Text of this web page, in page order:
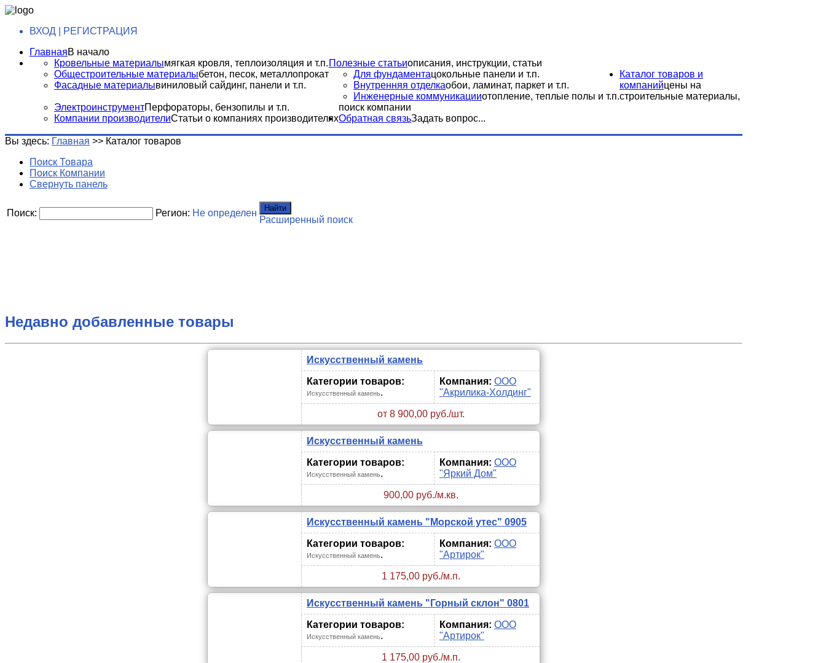
ВХОД | РЕГИСТРАЦИЯ
ГлавнаяВ начало
Полезные статьиописания, инструкции, статьи
Кровельные материалымягкая кровля, теплоизоляция и т.п.
Общестроительные материалыбетон, песок, металлопрокат
Фасадные материалывиниловый сайдинг, панели и т.п.
Для фундаментацокольные панели и т.п.
Внутренняя отделкаобои, ламинат, паркет и т.п.
Инженерные коммуникацииотопление, теплые полы и т.п.
ЭлектроинструментПерфораторы, бензопилы и т.п.
Компании производителиСтатьи о компаниях производителях
Каталог товаров и
компанийцены на
строительные материалы,
поиск компании
Обратная связьЗадать вопрос...
Вы здесь: Главная >> Каталог товаров
Поиск Товара
Поиск Компании
Свернуть панель
Поиск: Регион: Не определен Найти
Расширенный поиск
Недавно добавленные товары
Искусственный камень
Категории товаров:
Искусственный камень.
Компания: ООО
"Акрилика-Холдинг"
от 8 900,00 руб./шт.
Искусственный камень
Категории товаров:
Искусственный камень.
Компания: ООО
"Яркий Дом"
900,00 руб./м.кв.
Искусственный камень "Морской утес" 0905
Категории товаров:
Искусственный камень.
Компания: ООО
"Артирок"
1 175,00 руб./м.п.
Искусственный камень "Горный склон" 0801
Категории товаров:
Искусственный камень.
Компания: ООО
"Артирок"
1 175,00 руб./м.п.